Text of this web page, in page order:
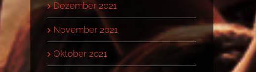
Dezember 2021
November 2021
Oktober 2021